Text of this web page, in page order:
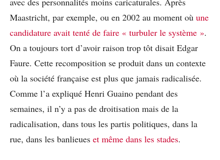
Maastricht, par exemple, ou en 2002 au moment où une
candidature avait tenté de faire « turbuler le système ».
On a toujours tort d’avoir raison trop tôt disait Edgar
Faure. Cette recomposition se produit dans un contexte
où la société française est plus que jamais radicalisée.
Comme l’a expliqué Henri Guaino pendant des
semaines, il n’y a pas de droitisation mais de la
radicalisation, dans tous les partis politiques, dans la
rue, dans les banlieues et même dans les stades.